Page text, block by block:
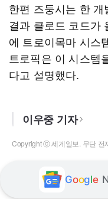
한편 즈둥시는 한
결과 클로드 코드가
에 트로이목마 시스
트로픽은 이 시스템
다고 설명했다.
이우중 기자
Copyright ⓒ 세계일보. 무단 전
Google